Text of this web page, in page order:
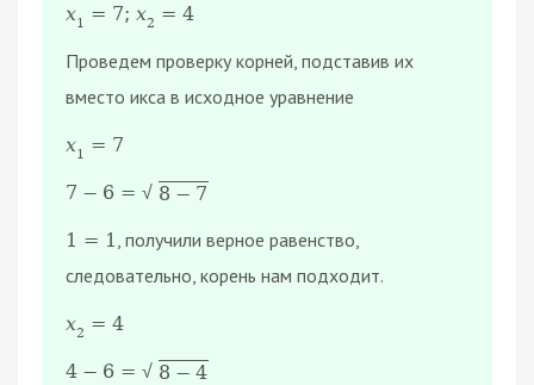
x1 = 7; x2 = 4
Проведем проверку корней, подставив их
вместо икса в исходное уравнение
x1 = 7
7 − 6 = √ 8 − 7
1 = 1 , получили верное равенство,
следовательно, корень нам подходит.
x2 = 4
4 − 6 = √ 8 − 4